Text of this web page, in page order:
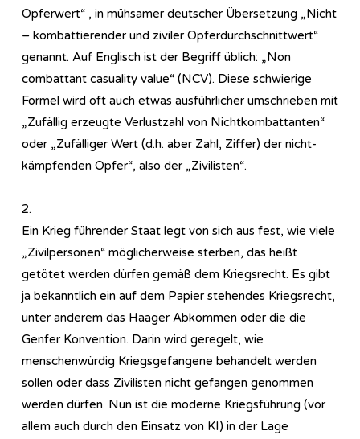
Opferwert“ , in mühsamer deutscher Übersetzung „Nicht
– kombattierender und ziviler Opferdurchschnittwert“
genannt. Auf Englisch ist der Begriff üblich: „Non
combattant casuality value“ (NCV). Diese schwierige
Formel wird oft auch etwas ausführlicher umschrieben mit
„Zufällig erzeugte Verlustzahl von Nichtkombattanten“
oder „Zufälliger Wert (d.h. aber Zahl, Ziffer) der nicht-
kämpfenden Opfer“, also der „Zivilisten“.
2.
Ein Krieg führender Staat legt von sich aus fest, wie viele
„Zivilpersonen“ möglicherweise sterben, das heißt
getötet werden dürfen gemäß dem Kriegsrecht. Es gibt
ja bekanntlich ein auf dem Papier stehendes Kriegsrecht,
unter anderem das Haager Abkommen oder die die
Genfer Konvention. Darin wird geregelt, wie
menschenwürdig Kriegsgefangene behandelt werden
sollen oder dass Zivilisten nicht gefangen genommen
werden dürfen. Nun ist die moderne Kriegsführung (vor
allem auch durch den Einsatz von KI) in der Lage